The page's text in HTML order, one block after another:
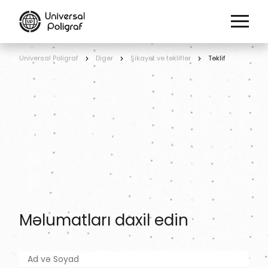
Universal Poligraf Digər Şikayət və təkliflər Təklif
Məlumatları daxil edin